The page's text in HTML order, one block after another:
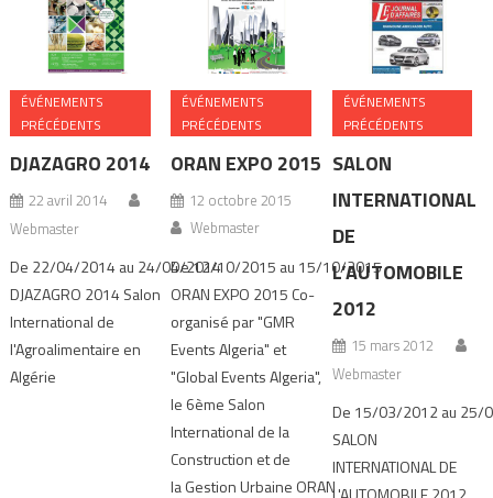
ÉVÉNEMENTS
PRÉCÉDENTS
DJAZAGRO 2014
22 avril 2014
Webmaster
De 22/04/2014 au 24/04/2014
DJAZAGRO 2014 Salon
International de
l'Agroalimentaire en
Algérie
ÉVÉNEMENTS
PRÉCÉDENTS
ORAN EXPO 2015
12 octobre 2015
Webmaster
De 12/10/2015 au 15/10/2015
ORAN EXPO 2015 Co-
organisé par "GMR
Events Algeria" et
"Global Events Algeria",
le 6ème Salon
International de la
Construction et de
la Gestion Urbaine ORAN
ÉVÉNEMENTS
PRÉCÉDENTS
SALON
INTERNATIONAL
DE
L’AUTOMOBILE
2012
15 mars 2012
Webmaster
De 15/03/2012 au 25/
SALON
INTERNATIONAL DE